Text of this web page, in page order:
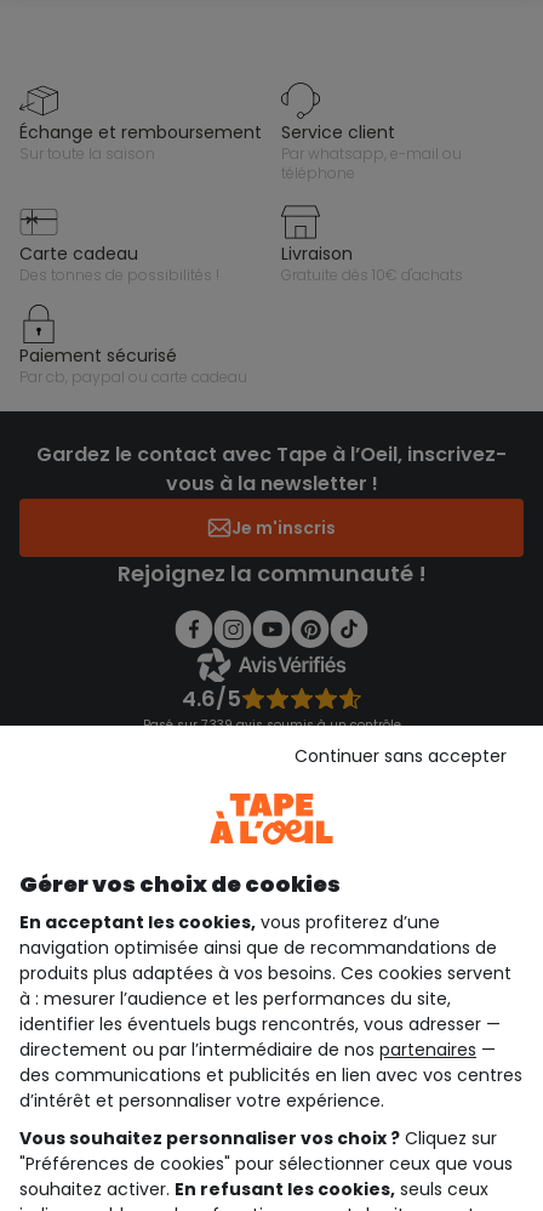
échange et remboursement
sur toute la saison
service client
par whatsapp, e-mail ou
téléphone
carte cadeau
des tonnes de possibilités !
livraison
gratuite dès 10€ d'achats
paiement sécurisé
par cb, paypal ou carte cadeau
Gardez le contact avec Tape à l’Oeil, inscrivez-
vous à la newsletter !
Je m'inscris
Rejoignez la communauté !
4.6/5
Basé sur 7 339 avis soumis à un contrôle
Consulter les CGU
qui sommes-nous ?
besoin d'aide ?
le club fidélité
notre catalogue
Gérer vos choix de cookies
En acceptant les cookies, vous profiterez d’une
navigation optimisée ainsi que de recommandations de
produits plus adaptées à vos besoins. Ces cookies servent
à : mesurer l’audience et les performances du site,
identifier les éventuels bugs rencontrés, vous adresser —
directement ou par l’intermédiaire de nos partenaires —
des communications et publicités en lien avec vos centres
d’intérêt et personnaliser votre expérience.
Vous souhaitez personnaliser vos choix ? Cliquez sur
"Préférences de cookies" pour sélectionner ceux que vous
souhaitez activer. En refusant les cookies, seuls ceux
Continuer sans accepter